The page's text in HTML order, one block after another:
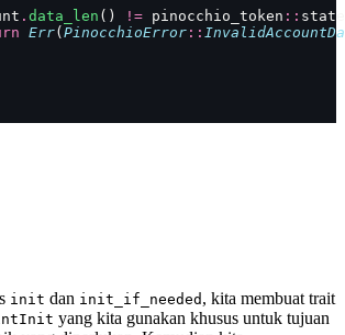
. data_len () != pinocchio_token :: state
Err( PinocchioError ::
init dan init_if_needed , kita membuat trait
yang kita gunakan khusus untuk tujuan